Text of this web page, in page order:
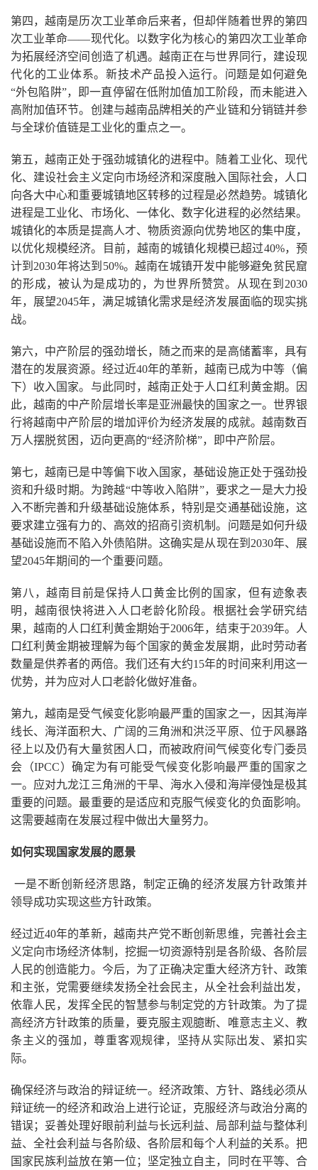
第四，越南是历次工业革命后来者，但却伴随着世界的第四
次工业革命——现代化。以数字化为核心的第四次工业革命
为拓展经济空间创造了机遇。越南正在与世界同行，建设现
代化的工业体系。新技术产品投入运行。问题是如何避免
“外包陷阱”，即一直停留在低附加值加工阶段，而未能进入
高附加值环节。创建与越南品牌相关的产业链和分销链并参
与全球价值链是工业化的重点之一。
第五，越南正处于强劲城镇化的进程中。随着工业化、现代
化、建设社会主义定向市场经济和深度融入国际社会，人口
向各大中心和重要城镇地区转移的过程是必然趋势。城镇化
进程是工业化、市场化、一体化、数字化进程的必然结果。
城镇化的本质是提高人才、物质资源向优势地区的集中度，
以优化规模经济。目前，越南的城镇化规模已超过40%，预
计到2030年将达到50%。越南在城镇开发中能够避免贫民窟
的形成，被认为是成功的，为世界所赞赏。从现在到2030
年，展望2045年，满足城镇化需求是经济发展面临的现实挑
战。
第六，中产阶层的强劲增长，随之而来的是高储蓄率，具有
潜在的发展资源。经过近40年的革新，越南已成为中等（偏
下）收入国家。与此同时，越南正处于人口红利黄金期。因
此，越南的中产阶层增长率是亚洲最快的国家之一。世界银
行将越南中产阶层的增加评价为经济发展的成就。越南数百
万人摆脱贫困，迈向更高的“经济阶梯”，即中产阶层。
第七，越南已是中等偏下收入国家，基础设施正处于强劲投
资和升级时期。为跨越“中等收入陷阱”，要求之一是大力投
入不断完善和升级基础设施体系，特别是交通基础设施，这
要求建立强有力的、高效的招商引资机制。问题是如何升级
基础设施而不陷入外债陷阱。这确实是从现在到2030年、展
望2045年期间的一个重要问题。
第八，越南目前是保持人口黄金比例的国家，但有迹象表
明，越南很快将进入人口老龄化阶段。根据社会学研究结
果，越南的人口红利黄金期始于2006年，结束于2039年。人
口红利黄金期被理解为每个国家的黄金发展期，此时劳动者
数量是供养者的两倍。我们还有大约15年的时间来利用这一
优势，并为应对人口老龄化做好准备。
第九，越南是受气候变化影响最严重的国家之一，因其海岸
线长、海洋面积大、广阔的三角洲和洪泛平原、位于风暴路
径上以及仍有大量贫困人口，而被政府间气候变化专门委员
会（IPCC）确定为有可能受气候变化影响最严重的国家之
一。应对九龙江三角洲的干旱、海水入侵和海岸侵蚀是极其
重要的问题。最重要的是适应和克服气候变化的负面影响。
这需要越南在发展过程中做出大量努力。
如何实现国家发展的愿景
一是不断创新经济思路，制定正确的经济发展方针政策并
领导成功实现这些方针政策。
经过近40年的革新，越南共产党不断创新思维，完善社会主
义定向市场经济体制，挖掘一切资源特别是各阶级、各阶层
人民的创造能力。今后，为了正确决定重大经济方针、政策
和主张，党需要继续发扬全社会民主，从全社会利益出发，
依靠人民，发挥全民的智慧参与制定党的方针政策。为了提
高经济方针政策的质量，要克服主观臆断、唯意志主义、教
条主义的强加，尊重客观规律，坚持从实际出发、紧扣实
际。
确保经济与政治的辩证统一。经济政策、方针、路线必须从
辩证统一的经济和政治上进行论证，克服经济与政治分离的
错误；妥善处理好眼前利益与长远利益、局部利益与整体利
益、全社会利益与各阶级、各阶层和每个人利益的关系。把
国家民族利益放在第一位；坚定独立自主，同时在平等、合